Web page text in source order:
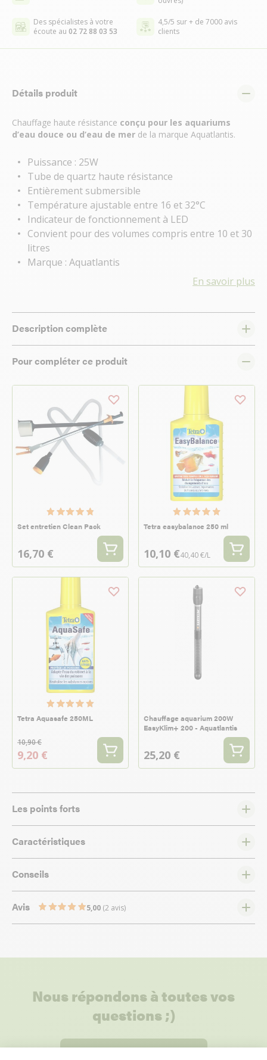
Des spécialistes à votre
écoute au 02 72 88 03 53
4,5/5 sur + de 7000 avis
clients
Détails produit
Chauffage haute résistance conçu pour les aquariums
d’eau douce ou d’eau de mer de la marque Aquatlantis.
Puissance : 25W
Tube de quartz haute résistance
Entièrement submersible
Température ajustable entre 16 et 32°C
Indicateur de fonctionnement à LED
Convient pour des volumes compris entre 10 et 30
litres
Marque : Aquatlantis
En savoir plus
Description complète
Pour compléter ce produit
Set entretien Clean Pack
16,70 €
Tetra easybalance 250 ml
10,10 €40,40 €/L
Tetra Aquasafe 250ML
10,90 €
9,20 €
Chauffage aquarium 200W
EasyKlim+ 200 - Aquatlantis
25,20 €
Les points forts
Caractéristiques
Conseils
Avis 5,00 (2 avis)
Nous répondons à toutes vos
questions ;)